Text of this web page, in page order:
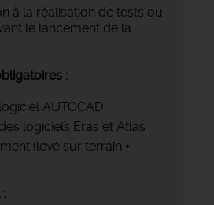
à la réalisation de tests ou
le lancement de la
:
AUTOCAD
logiciels Eras et Atlas
(levé sur terrain +